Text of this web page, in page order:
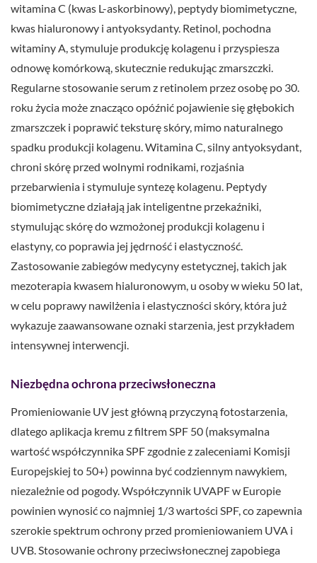
witamina C (kwas L-askorbinowy), peptydy biomimetyczne,
kwas hialuronowy i antyoksydanty. Retinol, pochodna
witaminy A, stymuluje produkcję kolagenu i przyspiesza
odnowę komórkową, skutecznie redukując zmarszczki.
Regularne stosowanie serum z retinolem przez osobę po 30.
roku życia może znacząco opóźnić pojawienie się głębokich
zmarszczek i poprawić teksturę skóry, mimo naturalnego
spadku produkcji kolagenu. Witamina C, silny antyoksydant,
chroni skórę przed wolnymi rodnikami, rozjaśnia
przebarwienia i stymuluje syntezę kolagenu. Peptydy
biomimetyczne działają jak inteligentne przekaźniki,
stymulując skórę do wzmożonej produkcji kolagenu i
elastyny, co poprawia jej jędrność i elastyczność.
Zastosowanie zabiegów medycyny estetycznej, takich jak
mezoterapia kwasem hialuronowym, u osoby w wieku 50 lat,
w celu poprawy nawilżenia i elastyczności skóry, która już
wykazuje zaawansowane oznaki starzenia, jest przykładem
intensywnej interwencji.
Niezbędna ochrona przeciwsłoneczna
Promieniowanie UV jest główną przyczyną fotostarzenia,
dlatego aplikacja kremu z filtrem SPF 50 (maksymalna
wartość współczynnika SPF zgodnie z zaleceniami Komisji
Europejskiej to 50+) powinna być codziennym nawykiem,
niezależnie od pogody. Współczynnik UVAPF w Europie
powinien wynosić co najmniej 1/3 wartości SPF, co zapewnia
szerokie spektrum ochrony przed promieniowaniem UVA i
UVB. Stosowanie ochrony przeciwsłonecznej zapobiega